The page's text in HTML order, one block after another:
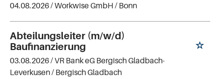
04.08.2026 /Workwise GmbH / Bonn
Abteilungsleiter (m/w/d)
Baufinanzierung
03.08.2026 /VR Bank eG Bergisch Gladbach-
Leverkusen/ Bergisch Gladbach